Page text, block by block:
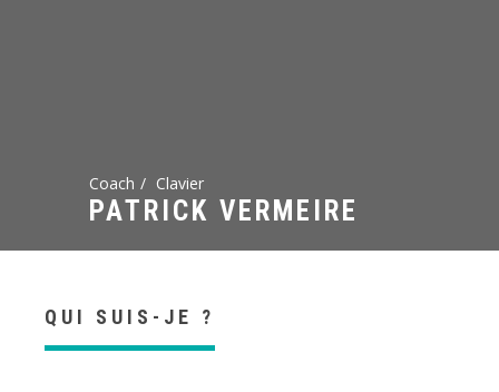
Coach Clavier
PATRICK VERMEIRE
QUI SUIS-JE ?